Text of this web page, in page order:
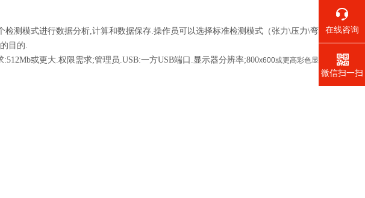
测模式进行数据分析,计算和数据保存.操作员可以选择标准检测模式（张力\压力\弯
目的.
或更大.权限需求;管理员.USB:一方USB端口.显示器分辨率;800x600或更高彩色显
在线咨询
微信扫一扫